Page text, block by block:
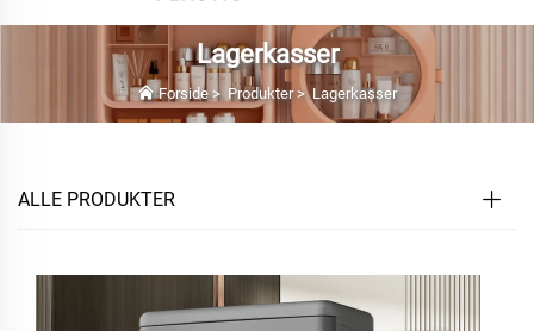
Lagerkasser
Forside> Produkter>Lagerkasser
ALLE PRODUKTER